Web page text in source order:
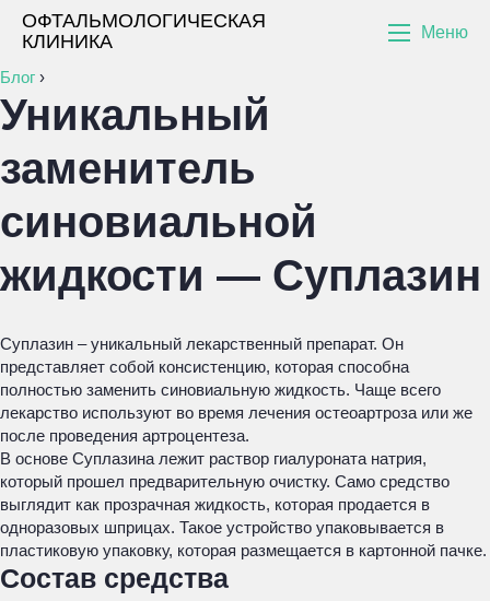
ОФТАЛЬМОЛОГИЧЕСКАЯ
КЛИНИКА
Меню
Блог ›
Уникальный
заменитель
синовиальной
жидкости — Суплазин
Суплазин – уникальный лекарственный препарат. Он
представляет собой консистенцию, которая способна
полностью заменить синовиальную жидкость. Чаще всего
лекарство используют во время лечения остеоартроза или же
после проведения артроцентеза.
В основе Суплазина лежит раствор гиалуроната натрия,
который прошел предварительную очистку. Само средство
выглядит как прозрачная жидкость, которая продается в
одноразовых шприцах. Такое устройство упаковывается в
пластиковую упаковку, которая размещается в картонной пачке.
Состав средства